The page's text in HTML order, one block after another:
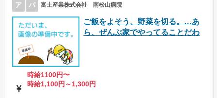
ア パ 富士産業株式会社 南松山病院
ご飯をよそう、野菜を切る。…あ
ら、ぜんぶ家でやってることだわ
時給1100円〜
時給1,100円～1,300円